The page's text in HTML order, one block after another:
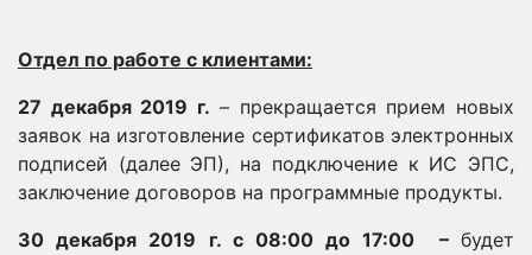
Отдел по работе с клиентами:
27 декабря 2019 г. – прекращается прием новых
заявок на изготовление сертификатов электронных
подписей (далее ЭП), на подключение к ИС ЭПС,
заключение договоров на программные продукты.
30 декабря 2019 г. с 08:00 до 17:00 – будет